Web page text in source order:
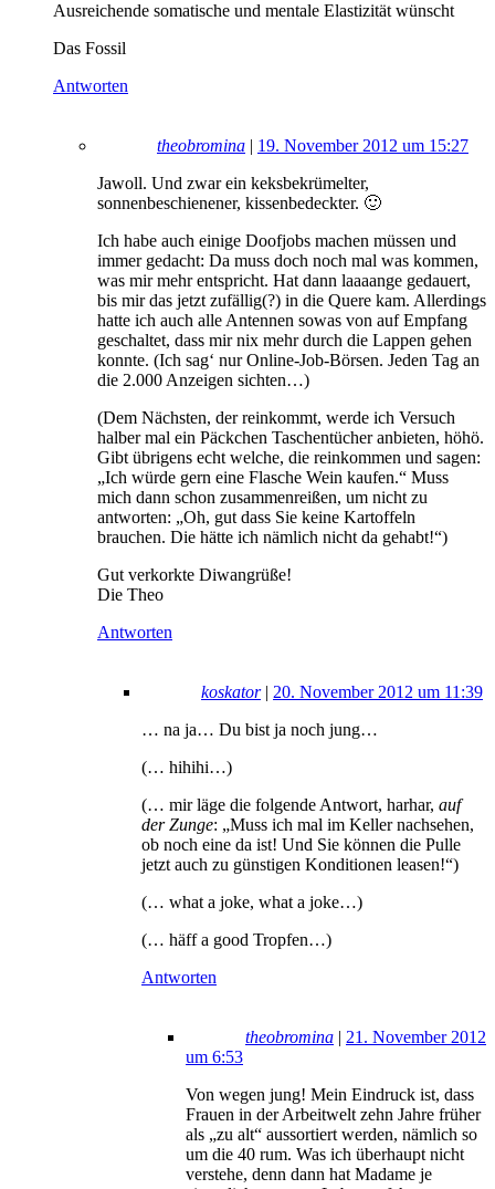
Ausreichende somatische und mentale Elastizität wünscht
Das Fossil
Antworten
theobromina | 19. November 2012 um 15:27
Jawoll. Und zwar ein keksbekrümelter,
sonnenbeschienener, kissenbedeckter. 🙂
Ich habe auch einige Doofjobs machen müssen und
immer gedacht: Da muss doch noch mal was kommen,
was mir mehr entspricht. Hat dann laaaange gedauert,
bis mir das jetzt zufällig(?) in die Quere kam. Allerdings
hatte ich auch alle Antennen sowas von auf Empfang
geschaltet, dass mir nix mehr durch die Lappen gehen
konnte. (Ich sag‘ nur Online-Job-Börsen. Jeden Tag an
die 2.000 Anzeigen sichten…)
(Dem Nächsten, der reinkommt, werde ich Versuch
halber mal ein Päckchen Taschentücher anbieten, höhö.
Gibt übrigens echt welche, die reinkommen und sagen:
„Ich würde gern eine Flasche Wein kaufen.“ Muss
mich dann schon zusammenreißen, um nicht zu
antworten: „Oh, gut dass Sie keine Kartoffeln
brauchen. Die hätte ich nämlich nicht da gehabt!“)
Gut verkorkte Diwangrüße!
Die Theo
Antworten
koskator| 20. November 2012 um 11:39
… na ja… Du bist ja noch jung…
(… hihihi…)
(… mir läge die folgende Antwort, harhar, auf
der Zunge: „Muss ich mal im Keller nachsehen,
ob noch eine da ist! Und Sie können die Pulle
jetzt auch zu günstigen Konditionen leasen!“)
(… what a joke, what a joke…)
(… häff a good Tropfen…)
Antworten
theobromina | 21. November 2012
um 6:53
Von wegen jung! Mein Eindruck ist, dass
Frauen in der Arbeitwelt zehn Jahre früher
als „zu alt“ aussortiert werden, nämlich so
um die 40 rum. Was ich überhaupt nicht
verstehe, denn dann hat Madame je